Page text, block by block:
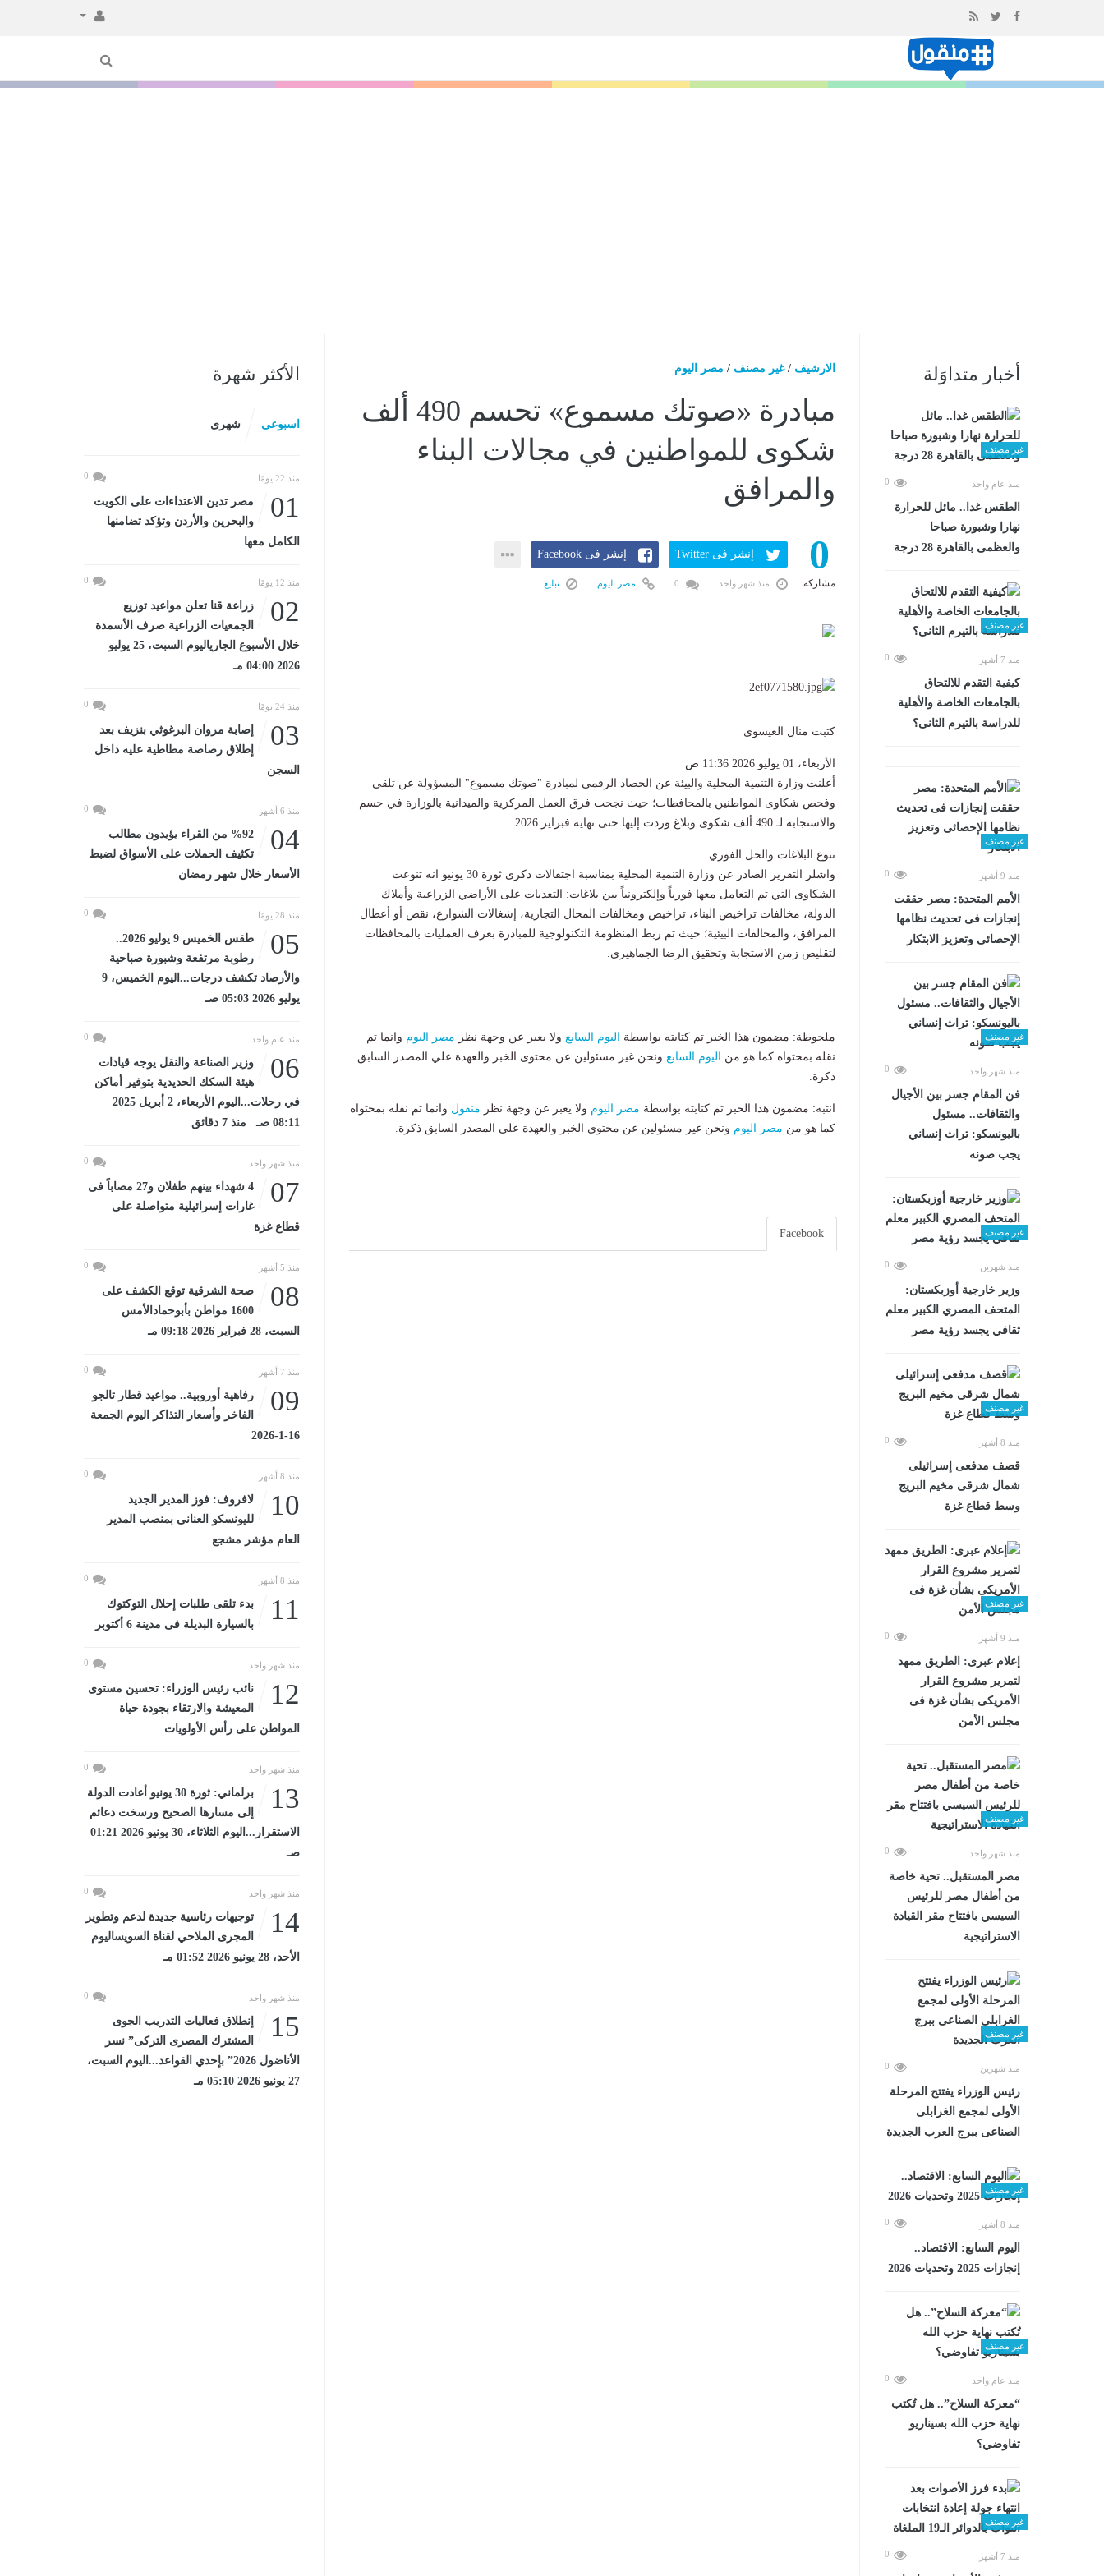
المحتوى
أخبار متداوَلة
غير مصنف
منذ عام واحد 0
الطقس غدا.. مائل للحرارة
نهارا وشبورة صباحا
والعظمى بالقاهرة 28 درجة
غير مصنف
منذ 7 أشهر 0
كيفية التقدم للالتحاق
بالجامعات الخاصة والأهلية
للدراسة بالتيرم الثانى؟
غير مصنف
منذ 9 أشهر 0
الأمم المتحدة: مصر حققت
إنجازات فى تحديث نظامها
الإحصائى وتعزيز الابتكار
غير مصنف
منذ شهر واحد 0
فن المقام جسر بين الأجيال
والثقافات.. مسئول
باليونسكو: تراث إنساني
يجب صونه
غير مصنف
منذ شهرين 0
وزير خارجية أوزبكستان:
المتحف المصري الكبير معلم
ثقافي يجسد رؤية مصر
غير مصنف
منذ 8 أشهر 0
قصف مدفعى إسرائيلى
شمال شرقى مخيم البريج
وسط قطاع غزة
غير مصنف
منذ 9 أشهر 0
إعلام عبرى: الطريق ممهد
لتمرير مشروع القرار
الأمريكى بشأن غزة فى
مجلس الأمن
غير مصنف
منذ شهر واحد 0
مصر المستقبل.. تحية خاصة
من أطفال مصر للرئيس
السيسي بافتتاح مقر القيادة
الاستراتيجية
غير مصنف
منذ شهرين 0
رئيس الوزراء يفتتح المرحلة
الأولى لمجمع الغرابلى
الصناعى ببرج العرب الجديدة
غير مصنف
منذ 8 أشهر 0
اليوم السابع: الاقتصاد..
إنجازات 2025 وتحديات 2026
غير مصنف
منذ عام واحد 0
“معركة السلاح”.. هل تُكتب
نهاية حزب الله بسيناريو
تفاوضي؟
غير مصنف
منذ 7 أشهر 0
الارشيف /غير مصنف / مصر اليوم
مبادرة «صوتك مسموع» تحسم 490 ألف
شكوى للمواطنين في مجالات البناء
والمرافق
0
مشاركة
إنشر فى Twitter إنشر فى Facebook
منذ شهر واحد مصر اليوم تبليغ
​كتبت منال العيسوى
الأربعاء، 01 يوليو 2026 11:36 ص
أعلنت وزارة التنمية المحلية والبيئة عن الحصاد الرقمي لمبادرة "صوتك مسموع" المسؤولة عن تلقي
وفحص شكاوى المواطنين بالمحافظات؛ حيث نجحت فرق العمل المركزية والميدانية بالوزارة في حسم
والاستجابة لـ 490 ألف شكوى وبلاغ وردت إليها حتى نهاية فبراير 2026.
​تنوع البلاغات والحل الفوري
واشلر التقرير الصادر عن وزارة التنمية المحلية بمناسبة اجتفالات ذكرى ثورة 30 يونيو انه تنوعت
الشكاوى التي تم التعامل معها فورياً وإلكترونياً بين بلاغات: التعديات على الأراضي الزراعية وأملاك
الدولة، مخالفات تراخيص البناء، تراخيص ومخالفات المحال التجارية، إشغالات الشوارع، نقص أو أعطال
المرافق، والمخالفات البيئية؛ حيث تم ربط المنظومة التكنولوجية للمبادرة بغرف العمليات بالمحافظات
لتقليص زمن الاستجابة وتحقيق الرضا الجماهيري.
ملحوظة: مضمون هذا الخبر تم كتابته بواسطة اليوم السابع ولا يعبر عن وجهة نظر مصر اليوم وانما تم
نقله بمحتواه كما هو من
اليوم السابع ونحن غير مسئولين عن محتوى الخبر والعهدة علي المصدر السابق
ذكرة.
انتبه: مضمون هذا الخبر تم كتابته بواسطة مصر اليوم ولا يعبر عن وجهة نظر منقول وانما تم نقله بمحتواه
كما هو من مصر اليوم ونحن غير مسئولين عن محتوى الخبر والعهدة علي المصدر السابق ذكرة.
Facebook
الأكثر شهرة
اسبوعى شهرى
منذ 22 يومًا 0
01
مصر تدين الاعتداءات على الكويت
والبحرين والأردن وتؤكد تضامنها
الكامل معها
منذ 12 يومًا 0
02
زراعة قنا تعلن مواعيد توزيع
الجمعيات الزراعية صرف الأسمدة
خلال الأسبوع الجارياليوم السبت، 25 يوليو
2026 04:00 مـ
منذ 24 يومًا 0
03
إصابة مروان البرغوثي بنزيف بعد
إطلاق رصاصة مطاطية عليه داخل
السجن
منذ 6 أشهر 0
04
%92 من القراء يؤيدون مطالب
تكثيف الحملات على الأسواق لضبط
الأسعار خلال شهر رمضان
منذ 28 يومًا 0
05
طقس الخميس 9 يوليو 2026..
رطوبة مرتفعة وشبورة صباحية
والأرصاد تكشف درجات...اليوم الخميس، 9
يوليو 2026 05:03 صـ
منذ عام واحد 0
06
وزير الصناعة والنقل يوجه قيادات
هيئة السكك الحديدية بتوفير أماكن
في رحلات...اليوم الأربعاء، 2 أبريل 2025
08:11 صـ منذ 7 دقائق
منذ شهر واحد 0
07
4 شهداء بينهم طفلان و27 مصاباً فى
غارات إسرائيلية متواصلة على
قطاع غزة
منذ 5 أشهر 0
08
صحة الشرقية توقع الكشف على
1600 مواطن بأبوحمادالأمس
السبت، 28 فبراير 2026 09:18 مـ
منذ 7 أشهر 0
09
رفاهية أوروبية.. مواعيد قطار تالجو
الفاخر وأسعار التذاكر اليوم الجمعة
16-1-2026
منذ 8 أشهر 0
10
لافروف: فوز المدير الجديد
لليونسكو العنانى بمنصب المدير
العام مؤشر مشجع
منذ 8 أشهر 0
11
بدء تلقى طلبات إحلال التوكتوك
بالسيارة البديلة فى مدينة 6 أكتوبر
منذ شهر واحد 0
12
نائب رئيس الوزراء: تحسين مستوى
المعيشة والارتقاء بجودة حياة
المواطن على رأس الأولويات
منذ شهر واحد 0
13
برلماني: ثورة 30 يونيو أعادت الدولة
إلى مسارها الصحيح ورسخت دعائم
الاستقرار...اليوم الثلاثاء، 30 يونيو 2026 01:21
صـ
منذ شهر واحد 0
14
توجيهات رئاسية جديدة لدعم وتطوير
المجرى الملاحي لقناة السويساليوم
الأحد، 28 يونيو 2026 01:52 مـ
منذ شهر واحد 0
15
إنطلاق فعاليات التدريب الجوى
المشترك المصرى التركى” نسر
الأناضول 2026” بإحدي القواعد...اليوم السبت،
27 يونيو 2026 05:10 مـ